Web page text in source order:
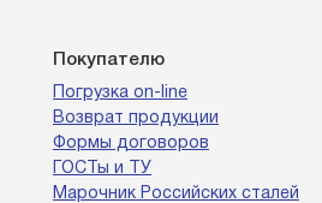
Покупателю
Погрузка on-line
Возврат продукции
Формы договоров
ГОСТы и ТУ
Марочник Российских сталей